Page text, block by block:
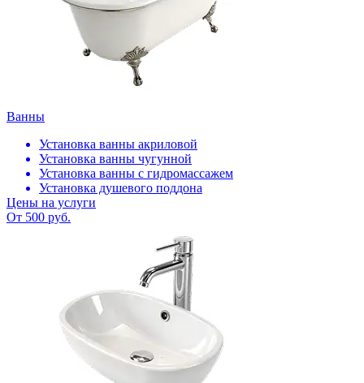
Ванны
Установка ванны акриловой
Установка ванны чугунной
Установка ванны с гидромассажем
Установка душевого поддона
Цены на услуги
От 500 руб.